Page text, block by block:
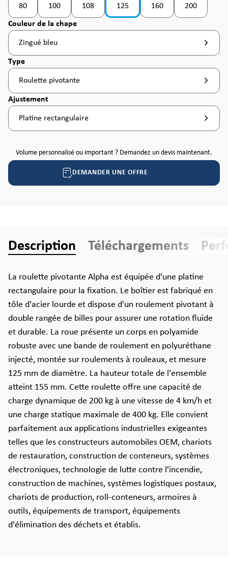
80
(Cette option n'est pas disponible pour le moment. )
100
(Cette option n'est pas disponible pour le moment. )
108
(Cette option n'est pas disponible pour le
125 160
(Cette option n'est pas
200
(Cette
Sélectionnez
Couleur de la chape
Zingué bleu
Sélectionnez
Type
Roulette pivotante
Sélectionnez
Ajustement
Platine rectangulaire
Volume personnalisé ou important ? Demandez un devis maintenant.
DEMANDER UNE OFFRE
Description Téléchargements
La roulette pivotante Alpha est équipée d'une platine
rectangulaire pour la fixation. Le boîtier est fabriqué en
tôle d'acier lourde et dispose d'un roulement pivotant à
double rangée de billes pour assurer une rotation fluide
et durable. La roue présente un corps en polyamide
robuste avec une bande de roulement en polyuréthane
injecté, montée sur roulements à rouleaux, et mesure
125 mm de diamètre. La hauteur totale de l'ensemble
atteint 155 mm. Cette roulette offre une capacité de
charge dynamique de 200 kg à une vitesse de 4 km/h et
une charge statique maximale de 400 kg. Elle convient
parfaitement aux applications industrielles exigeantes
telles que les constructeurs automobiles OEM, chariots
de restauration, construction de conteneurs, systèmes
électroniques, technologie de lutte contre l'incendie,
construction de machines, systèmes logistiques postaux,
chariots de production, roll-conteneurs, armoires à
outils, équipements de transport, équipements
d'élimination des déchets et établis.